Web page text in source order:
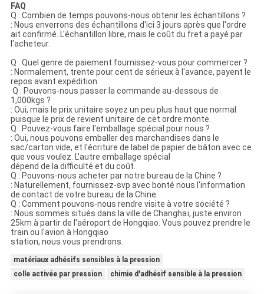
FAQ
Q : Combien de temps pouvons-nous obtenir les échantillons ?
: Nous enverrons des échantillons d'ici 3 jours après que l'ordre
ait confirmé. L'échantillon libre, mais le coût du fret a payé par
l'acheteur.
Q : Quel genre de paiement fournissez-vous pour commercer ?
: Normalement, trente pour cent de sérieux à l'avance, payent le
repos avant expédition.
Q : Pouvons-nous passer la commande au-dessous de
1,000kgs ?
: Oui, mais le prix unitaire soyez un peu plus haut que normal
puisque le prix de revient unitaire de cet ordre monte.
Q : Pouvez-vous faire l'emballage spécial pour nous ?
: Oui, nous pouvons emballer des marchandises dans le
sac/carton vide, et l'écriture de label de papier de bâton avec ce
que vous voulez. L'autre emballage spécial
dépend de la difficulté et du coût.
Q : Pouvons-nous acheter par notre bureau de la Chine ?
: Naturellement, fournissez-svp avec bonté nous l'information
de contact de votre bureau de la Chine.
Q : Comment pouvons-nous rendre visite à votre société ?
: Nous sommes situés dans la ville de Changhaï, juste environ
25km à partir de l'aéroport de Hongqiao. Vous pouvez prendre le
train ou l'avion à Hongqiao
station, nous vous prendrons.
matériaux adhésifs sensibles à la pression
colle activée par pression
chimie d'adhésif sensible à la pression